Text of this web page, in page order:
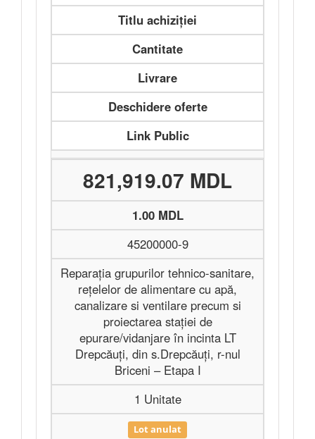
Titlu achiziției
Cantitate
Livrare
Deschidere oferte
Link Public
821,919.07 MDL
1.00 MDL
45200000-9
Reparația grupurilor tehnico-sanitare,
rețelelor de alimentare cu apă,
canalizare si ventilare precum si
proiectarea stației de
epurare/vidanjare în incinta LT
Drepcăuți, din s.Drepcăuți, r-nul
Briceni – Etapa I
1 Unitate
Lot anulat